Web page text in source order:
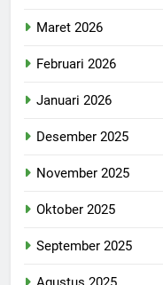
Maret 2026
Februari 2026
Januari 2026
Desember 2025
November 2025
Oktober 2025
September 2025